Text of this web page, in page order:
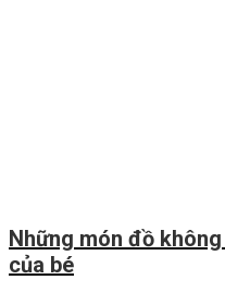
Những món đồ
của bé